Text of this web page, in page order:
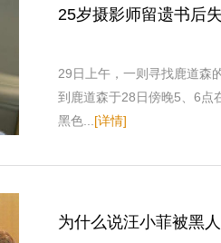
25岁摄影师留遗书后
29日上午，一则寻找鹿道森
到鹿道森于28日傍晚5、6点
黑色... [详情]
为什么说汪小菲被黑